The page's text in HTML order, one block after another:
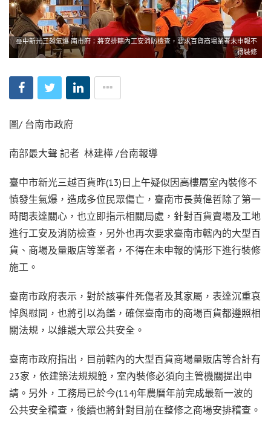
臺中新光三越氣爆 南市府：將安排轄內工安消防檢查，要求百貨商場業者未申報不
得裝修
圖/ 台南市政府
南部最大聲 記者 林建樺 /台南報導
臺中市新光三越百貨昨(13)日上午疑似因高樓層室內裝修不
慎發生氣爆，造成多位民眾傷亡，臺南市長黃偉哲除了第一
時間表達關心，也立即指示相關局處，針對百貨賣場及工地
進行工安及消防檢查，另外也再次要求臺南市轄內的大型百
貨、商場及量販店等業者，不得在未申報的情形下進行裝修
施工。
臺南市政府表示，對於該事件死傷者及其家屬，表達沉重哀
悼與慰問，也將引以為鑑，確保臺南市的商場百貨都遵照相
關法規，以維護大眾公共安全。
臺南市政府指出，目前轄內的大型百貨商場量販店等合計有
23家，依建築法規規範，室內裝修必須向主管機關提出申
請。另外，工務局已於今(114)年農曆年前完成最新一波的
公共安全稽查，後續也將針對目前在整修之商場安排稽查。